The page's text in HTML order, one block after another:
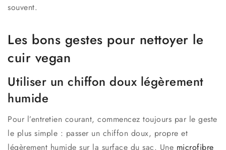
souvent.
Les bons gestes pour nettoyer le
cuir vegan
Utiliser un chiffon doux légèrement
humide
Pour l’entretien courant, commencez toujours par le geste
le plus simple : passer un chiffon doux, propre et
légèrement humide sur la surface du sac. Une microfibre